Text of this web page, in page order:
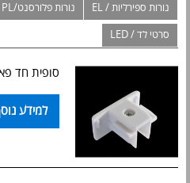
נורות ספירליות / EL נורות פלורסנט/PL
סרטי לד / LED
סופית חד
למידע